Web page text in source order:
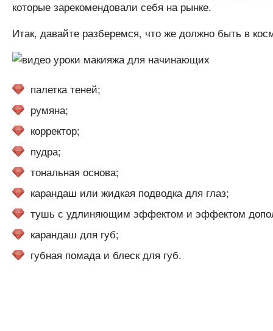
которые зарекомендовали себя на рынке.
Итак, давайте разберемся, что же должно быть в
палетка теней;
румяна;
корректор;
пудра;
тональная основа;
карандаш или жидкая подводка для глаз;
тушь с удлиняющим эффектом и эффектом
карандаш для губ;
губная помада и блеск для губ.